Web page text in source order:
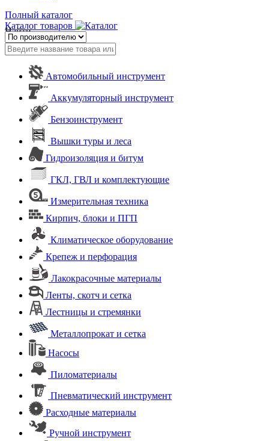
Полный каталог
Каталог товаров
Найти
Автомобильный инструмент
Аккумуляторный инструмент
Бензоинструмент
Вышки туры и леса
Гидроизоляция и битум
ГКЛ, ГВЛ и комплектующие
Измерительная техника
Кирпич, блоки и ПГП
Климатическое оборудование
Крепеж и перфорация
Лакокрасочные материалы
Ленты, скотч и сетка
Лестницы и стремянки
Металлопрокат и сетка
Насосы
Пиломатериалы
Пневматический инструмент
Расходные материалы
Ручной инструмент